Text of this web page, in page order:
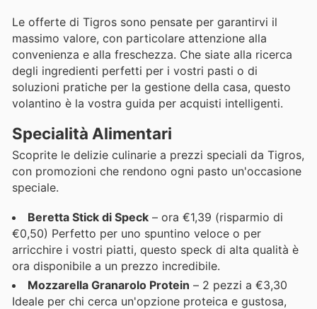
Le offerte di Tigros sono pensate per garantirvi il
massimo valore, con particolare attenzione alla
convenienza e alla freschezza. Che siate alla ricerca
degli ingredienti perfetti per i vostri pasti o di
soluzioni pratiche per la gestione della casa, questo
volantino è la vostra guida per acquisti intelligenti.
Specialità Alimentari
Scoprite le delizie culinarie a prezzi speciali da Tigros,
con promozioni che rendono ogni pasto un'occasione
speciale.
Beretta Stick di Speck – ora €1,39 (risparmio di
€0,50) Perfetto per uno spuntino veloce o per
arricchire i vostri piatti, questo speck di alta qualità è
ora disponibile a un prezzo incredibile.
Mozzarella Granarolo Protein – 2 pezzi a €3,30
Ideale per chi cerca un'opzione proteica e gustosa,